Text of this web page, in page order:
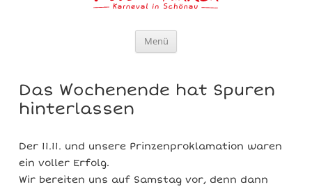
Menü
Das Wochenende hat Spuren
hinterlassen
Der 11.11. und unsere Prinzenproklamation waren
ein voller Erfolg.
Wir bereiten uns auf Samstag vor, denn dann